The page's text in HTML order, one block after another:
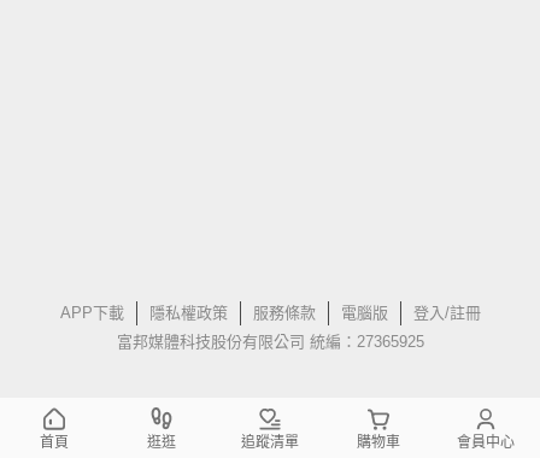
APP下載 隱私權政策 服務條款 電腦版
登入/註冊
富邦媒體科技股份有限公司 統編：27365925
首頁 逛逛 追蹤清單 購物車 會員中心